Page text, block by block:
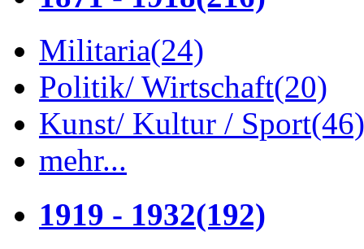
Militaria(24)
Politik/ Wirtschaft(20)
Kunst/ Kultur / Sport(46)
mehr...
1919 - 1932(192)